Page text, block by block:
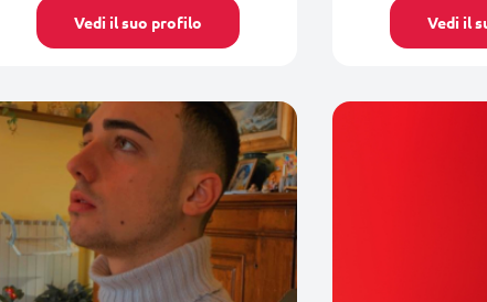
Vedi il suo profilo Vedi il